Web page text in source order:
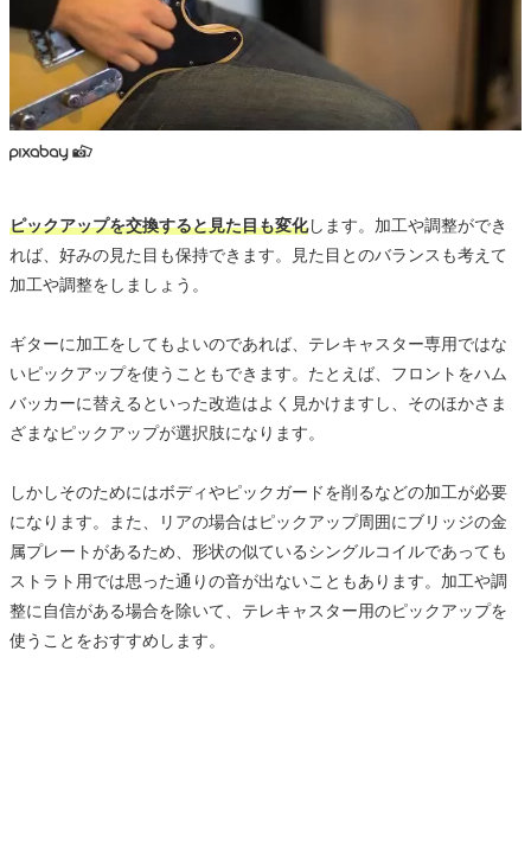
ピックアップを交換すると見た目も変化します。加工や調整ができ
れば、好みの見た目も保持できます。見た目とのバランスも考えて
加工や調整をしましょう。
ギターに加工をしてもよいのであれば、テレキャスター専用ではな
いピックアップを使うこともできます。たとえば、フロントをハム
バッカーに替えるといった改造はよく見かけますし、そのほかさま
ざまなピックアップが選択肢になります。
しかしそのためにはボディやピックガードを削るなどの加工が必要
になります。また、リアの場合はピックアップ周囲にブリッジの金
属プレートがあるため、形状の似ているシングルコイルであっても
ストラト用では思った通りの音が出ないこともあります。加工や調
整に自信がある場合を除いて、テレキャスター用のピックアップを
使うことをおすすめします。